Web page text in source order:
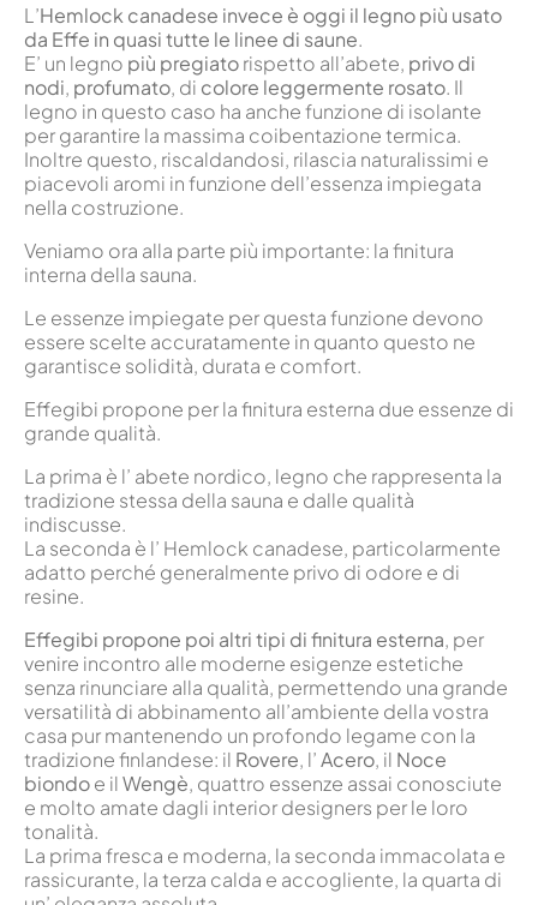
L’Hemlock canadese invece è oggi il legno più usato
da Effe in quasi tutte le linee di saune.
E’ un legno più pregiatorispetto all’abete, privo di
nodi, profumato, di colore leggermente rosato. Il
legno in questo caso ha anche funzione di isolante
per garantire la massima coibentazione termica.
Inoltre questo, riscaldandosi, rilascia naturalissimi e
piacevoli aromi in funzione dell’essenza impiegata
nella costruzione.
Veniamo ora alla parte più importante: la finitura
interna della sauna.
Le essenze impiegate per questa funzione devono
essere scelte accuratamente in quanto questo ne
garantisce solidità, durata e comfort.
Effegibi propone per la finitura esterna due essenze di
grande qualità.
La prima è l’ abete nordico, legno che rappresenta la
tradizione stessa della sauna e dalle qualità
indiscusse.
La seconda è l’ Hemlock canadese, particolarmente
adatto perché generalmente privo di odore e di
resine.
Effegibi propone poi altri tipi di finitura esterna, per
venire incontro alle moderne esigenze estetiche
senza rinunciare alla qualità, permettendo una grande
versatilità di abbinamento all’ambiente della vostra
casa pur mantenendo un profondo legame con la
tradizione finlandese: il Rovere, l’Acero, il Noce
biondoe ilWengè, quattro essenze assai conosciute
e molto amate dagli interior designers per le loro
tonalità.
La prima fresca e moderna, la seconda immacolata e
rassicurante, la terza calda e accogliente, la quarta di